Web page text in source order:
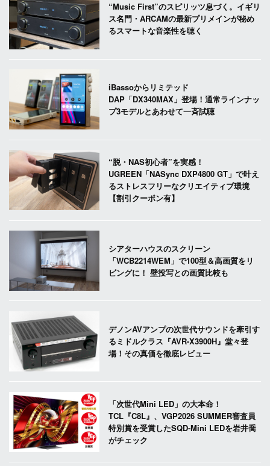
“Music First”のスピリッツ息づく。イギリ
ス名門・ARCAMの最新プリメインが秘め
るスマートな音楽性を聴く
iBassoからリミテッド
DAP「DX340MAX」登場！通常ラインナッ
プ3モデルとあわせて一斉試聴
“脱・NAS初心者”を実感！
UGREEN「NASync DXP4800 GT」で叶え
るストレスフリーなクリエイティブ環境
【割引クーポン有】
シアターハウスのスクリーン
「WCB2214WEM」で100型＆高画質をリ
ビングに！ 壁投写との画質比較も
デノンAVアンプの次世代サウンドを牽引す
るミドルクラス『AVR-X3900H』堂々登
場！その真価を徹底レビュー
「次世代Mini LED」の大本命！
TCL『C8L』、VGP2026 SUMMER審査員
特別賞を受賞したSQD-Mini LEDを岩井喬
がチェック